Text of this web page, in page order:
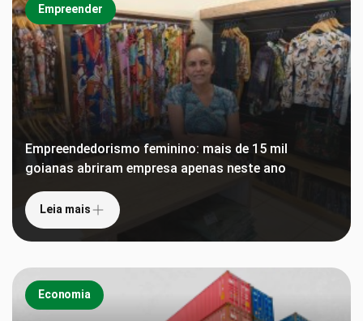
Empreender
Empreendedorismo feminino: mais de 15 mil
goianas abriram empresa apenas neste ano
Leia mais
Economia